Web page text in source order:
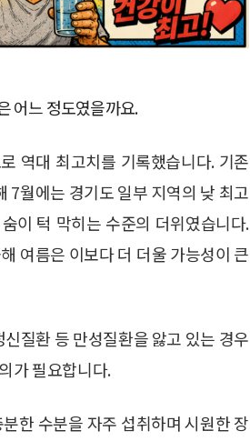
어느 정도였을까요.
역대 최고치를 기록했습니다. 기존
7월에는 경기도 일부 지역의 낮 최고
이 턱 막히는 수준의 더위였습니다.
여름은 이보다 더 더울 가능성이 큰
질환 등 만성질환을 앓고 있는 경우
가 필요합니다.
한 수분을 자주 섭취하며 시원한 장